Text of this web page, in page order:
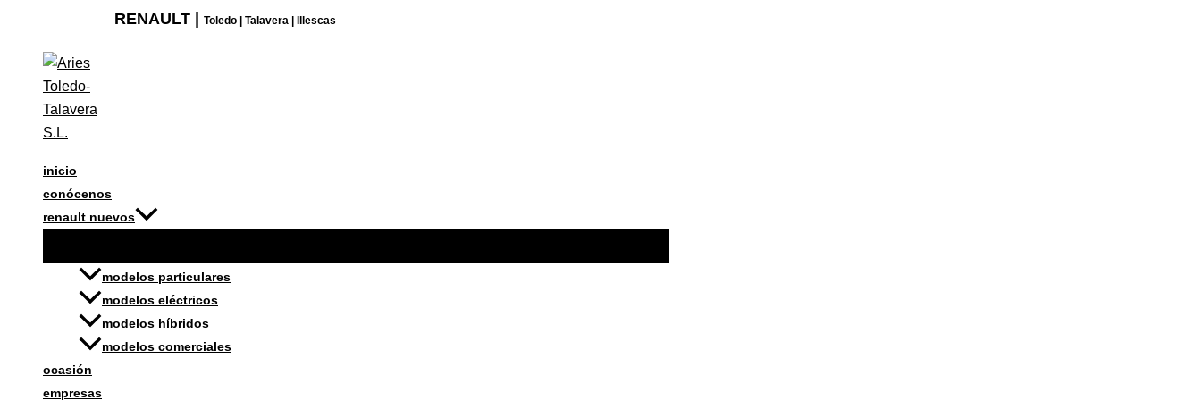
contenido
RENAULT | Toledo | Talavera | Illescas
inicio
conócenos
renault nuevos
modelos particulares
modelos eléctricos
modelos híbridos
modelos comerciales
ocasión
empresas
DOKKER
cantidad